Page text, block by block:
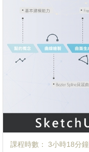
課程時數： 3小時18分鐘